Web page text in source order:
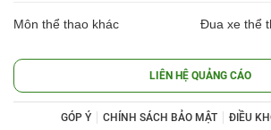
Môn thể thao khác Đua xe thể
LIÊN HỆ QUẢNG CÁO
GÓP Ý CHÍNH SÁCH BẢO MẬT ĐIỀU